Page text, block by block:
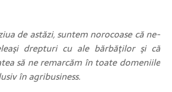
de astăzi, suntem norocoase că ne-
drepturi cu ale bărbăţilor şi că
să ne remarcăm în toate domeniile
în agribusiness.